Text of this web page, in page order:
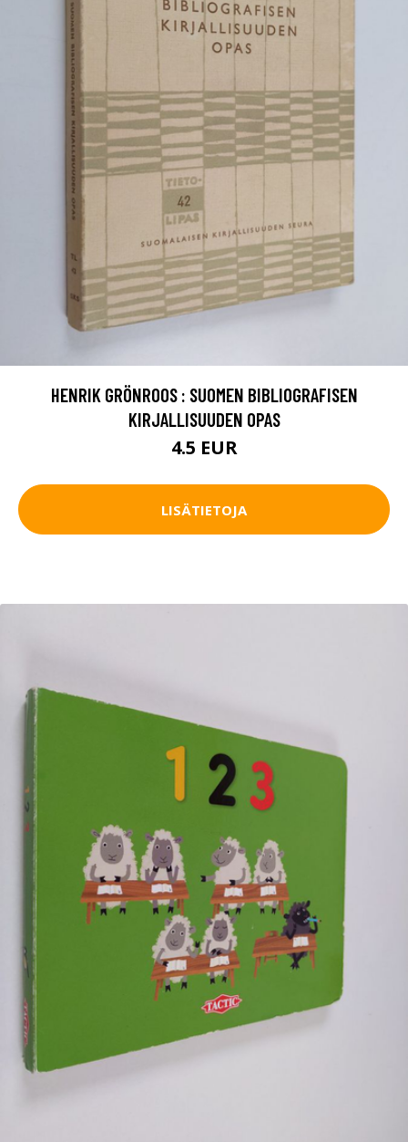
HENRIK GRÖNROOS : SUOMEN BIBLIOGRAFISEN
KIRJALLISUUDEN OPAS
4.5 EUR
LISÄTIETOJA